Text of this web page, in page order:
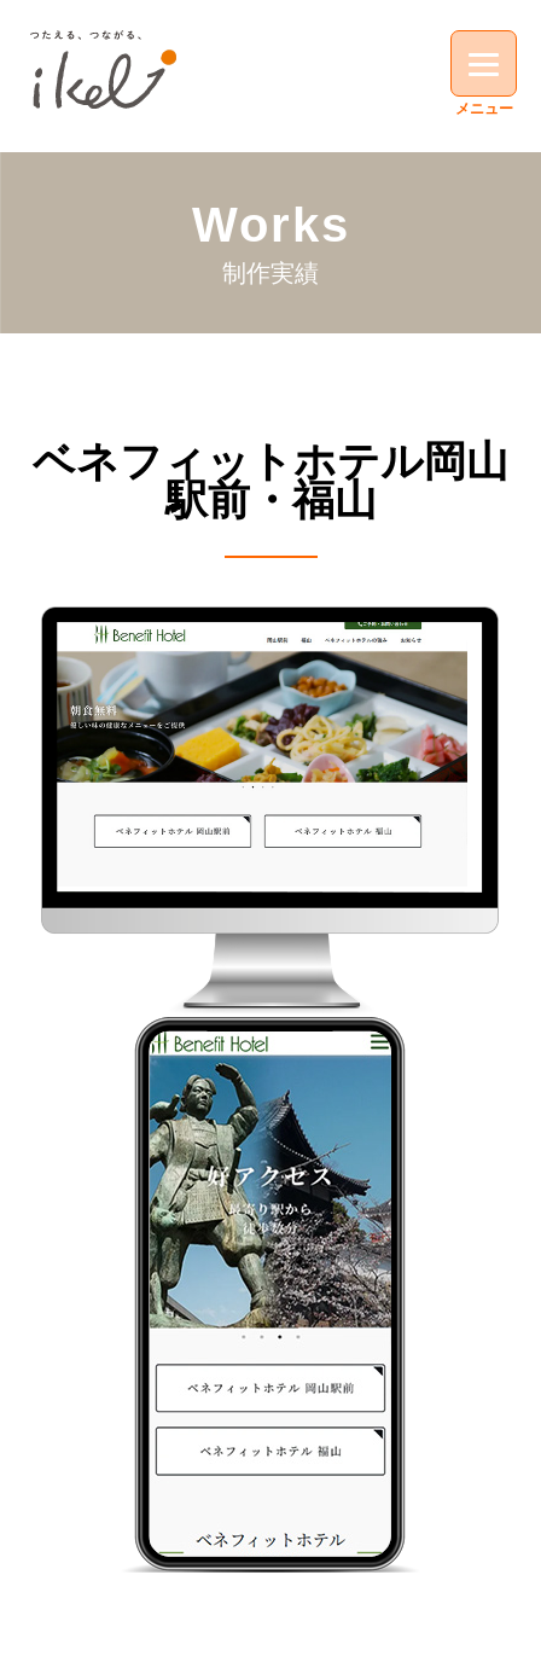
Works
制作実績
ベネフィットホテル岡山
駅前・福山